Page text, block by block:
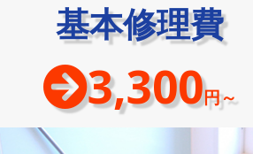
基本修理費
3,300円～